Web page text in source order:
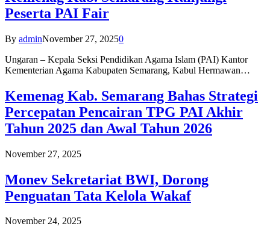
Peserta PAI Fair
By adminNovember 27, 20250
Ungaran – Kepala Seksi Pendidikan Agama Islam (PAI) Kantor
Kementerian Agama Kabupaten Semarang, Kabul Hermawan…
Kemenag Kab. Semarang Bahas Strategi
Percepatan Pencairan TPG PAI Akhir
Tahun 2025 dan Awal Tahun 2026
November 27, 2025
Monev Sekretariat BWI, Dorong
Penguatan Tata Kelola Wakaf
November 24, 2025